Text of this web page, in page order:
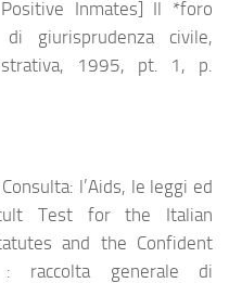
Inmates] Il *foro
giurisprudenza civile,
1995, pt. 1, p.
l’Aids, le leggi ed
Test for the Italian
and the Confident
raccolta generale di